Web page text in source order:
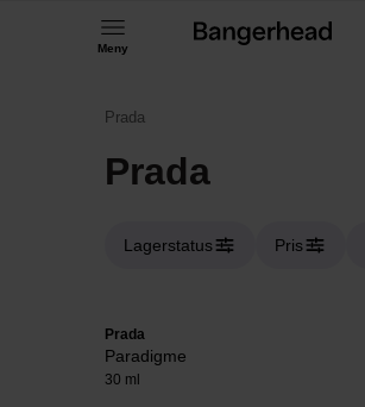
Meny
Prada
Prada
Lagerstatus Pris
Prada
Paradigme
30 ml